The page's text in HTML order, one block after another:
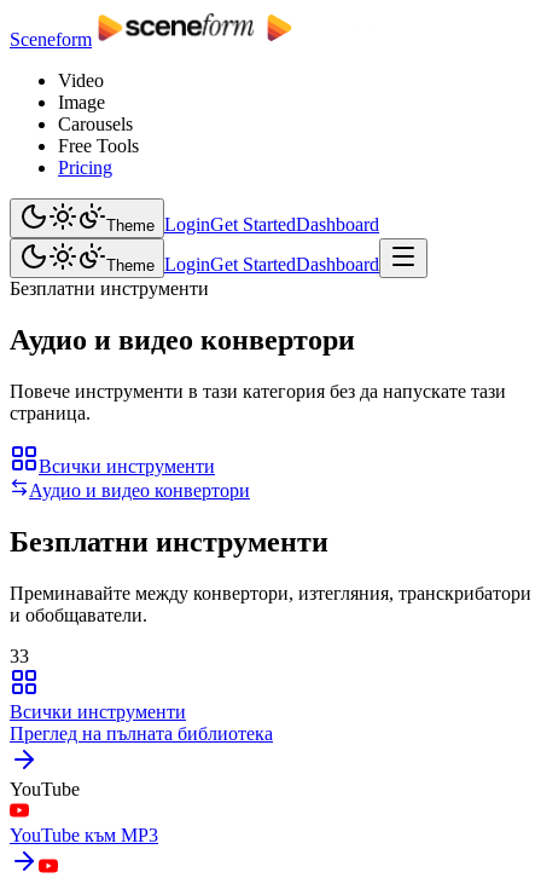
Sceneform
Video
Image
Carousels
Free Tools
Pricing
Theme LoginGet StartedDashboard
Theme LoginGet StartedDashboard
Безплатни инструменти
Аудио и видео конвертори
Повече инструменти в тази категория без да напускате тази
страница.
Всички инструменти
Аудио и видео конвертори
Безплатни инструменти
Преминавайте между конвертори, изтегляния, транскрибатори
и обобщаватели.
33
Всички инструменти
Преглед на пълната библиотека
YouTube
YouTube към MP3